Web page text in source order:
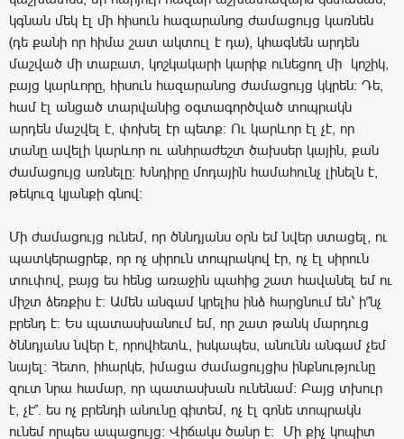
կգնան մեկ էլ մի հիսուն հազարանոց ժամացույց կառնեն
(դե քանի որ հիմա շատ ակտուլ է դա), կհագնեն արդեն
մաշված մի տաբատ, կոշկակարի կարիք ունեցող մի կոշիկ,
բայց կարևորը, հիսուն հազարանոց ժամացույց կկրեն: Դե,
համ էլ անցած տարվանից օգտագործված տոպրակն
արդեն մաշվել է, փոխել էր պետք: Ու կարևոր էլ չէ, որ
տանը ավելի կարևոր ու անհրաժեշտ ծախսեր կային, քան
ժամացույց առնելը: Խնդիրը մոդային համահունչ լինելն է,
թեկուզ կյանքի գնով:
Մի ժամացույց ունեմ, որ ծննդյանս օրն եմ նվեր ստացել, ու
պատկերացրեք, որ ոչ սիրուն տոպրակով էր, ոչ էլ սիրուն
տուփով, բայց ես հենց առաջին պահից շատ հավանել եմ ու
միշտ ձեռքիս է: Ամեն անգամ կրելիս ինձ հարցնում են՝ ի՞նչ
բրենդ է: Ես պատասխանում եմ, որ շատ թանկ մարդուց
ծննդյանս նվեր է, որովհետև, իսկապես, անունն անգամ չեմ
նայել: Հետո, իհարկե, իմացա ժամացույցիս ինքնությունը
զուտ նրա համար, որ պատասխան ունենամ: Բայց տխուր
է, չէ՞. ես ոչ բրենդի անունը գիտեմ, ոչ էլ գոնե տոպրակն
ունեմ որպես ապացույց: Վիճակս ծանր է: Մի քիչ կոպիտ